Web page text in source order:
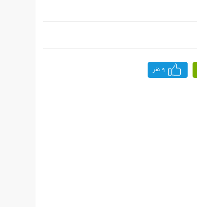
9 نفر